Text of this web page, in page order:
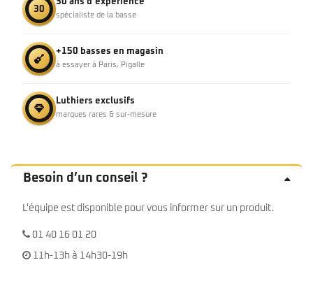
30
spécialiste de la basse
+150 basses en magasin
à essayer à Paris, Pigalle
Luthiers exclusifs
marques rares & sur-mesure
Besoin d’un conseil ?
L'équipe est disponible pour vous informer sur un produit.
01 40 16 01 20
11h-13h à 14h30-19h